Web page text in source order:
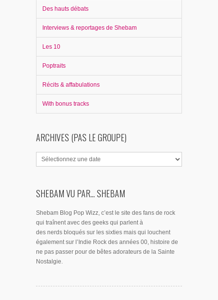
Des hauts débats
Interviews & reportages de Shebam
Les 10
Poptraits
Récits & affabulations
With bonus tracks
ARCHIVES (PAS LE GROUPE)
SHEBAM VU PAR... SHEBAM
Shebam Blog Pop Wizz, c’est le site des fans de rock
qui traînent avec des geeks qui parlent à
des nerds bloqués sur les sixties mais qui louchent
également sur l’Indie Rock des années 00, histoire de
ne pas passer pour de bêtes adorateurs de la Sainte
Nostalgie.